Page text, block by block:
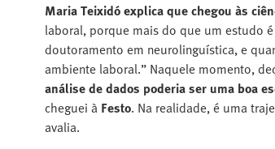
Maria Teixidó explica que chegou às
laboral, porque mais do que um estudo
doutoramento em neurolinguística, e
ambiente laboral.” Naquele momento,
análise de dados poderia ser uma boa
cheguei à Festo. Na realidade, é uma
avalia.